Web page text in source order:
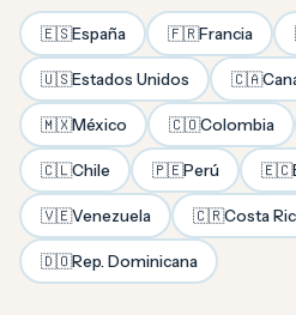
🇪🇸España 🇫🇷Francia
🇺🇸Estados Unidos 🇨🇦
🇲🇽México 🇨🇴Colombia
🇨🇱Chile 🇵🇪Perú 🇪🇨
🇻🇪Venezuela 🇨🇷Costa
🇩🇴Rep. Dominicana